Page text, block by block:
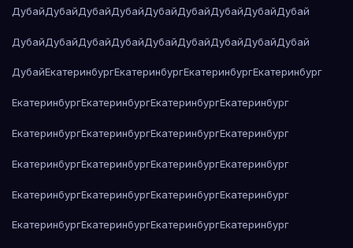
ДубайДубайДубайДубайДубайДубайДубайДубайДубай
ДубайДубайДубайДубайДубайДубайДубайДубайДубай
ДубайЕкатеринбургЕкатеринбургЕкатеринбургЕкатеринбург
ЕкатеринбургЕкатеринбургЕкатеринбургЕкатеринбург
ЕкатеринбургЕкатеринбургЕкатеринбургЕкатеринбург
ЕкатеринбургЕкатеринбургЕкатеринбургЕкатеринбург
ЕкатеринбургЕкатеринбургЕкатеринбургЕкатеринбург
ЕкатеринбургЕкатеринбургЕкатеринбургЕкатеринбург